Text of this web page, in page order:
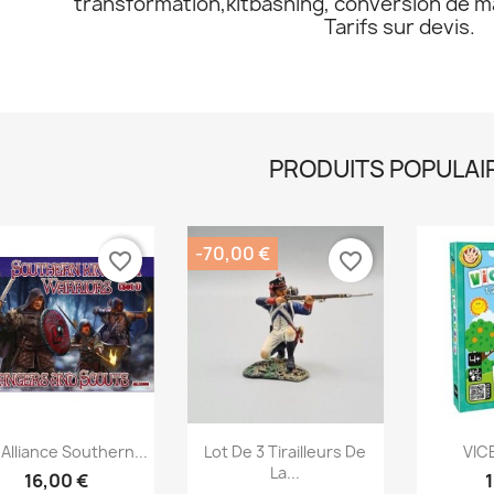
Tarifs sur devis.
PRODUITS
Aperçu rapide
Southern...
16,00 €
favorite_border
Aperçu rapide
Lot De 3 Tirailleurs De
La...
-70,00 € favorite_border
